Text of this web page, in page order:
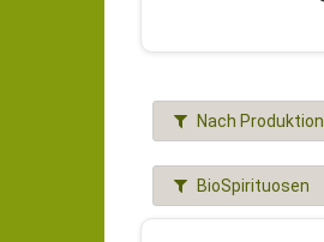
Nach Produktion
BioSpirituosen